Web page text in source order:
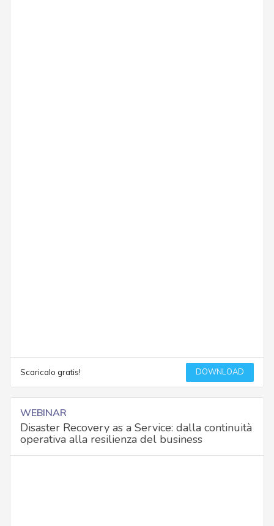
Scaricalo gratis! DOWNLOAD
WEBINAR
Disaster Recovery as a Service: dalla continuità
operativa alla resilienza del business